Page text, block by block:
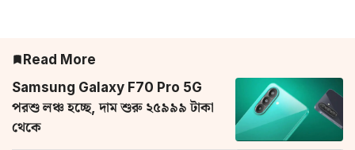
Read More
Samsung Galaxy F70 Pro 5G
পরশু লঞ্চ হচ্ছে, দাম শুরু ২৫৯৯৯ টাকা
থেকে